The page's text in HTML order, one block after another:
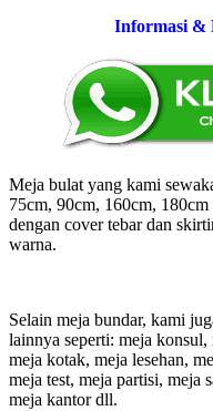
Informasi &
Meja bulat yang kami
75cm, 90cm, 160cm,
dengan cover tebar dan
warna.
Selain meja bundar, kami
lainnya seperti: meja
meja kotak, meja lesehan,
meja test, meja partisi, meja
meja kantor dll.